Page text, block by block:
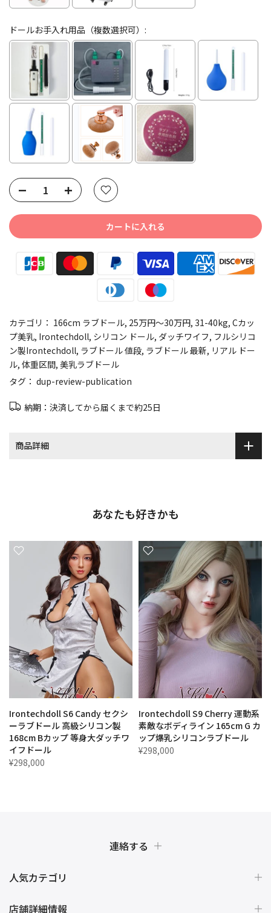
ドールお手入れ用品（複数選択可）:
Selection will add to the price
カートに入れる
カテゴリ： 166cm ラブドール 25万円～30万円 31-40kg Cカッ
プ美乳 Irontechdoll シリコン ドール ダッチワイフ フルシリコ
ン製Irontechdoll ラブドール 値段 ラブドール 最新 リアル ドー
ル 体重区間 美乳ラブドール
タグ： dup-review-publication
納期：決済してから届くまで約25日
商品詳細
あなたも好きかも
Irontechdoll S6 Candy セクシ
ーラブドール 高級シリコン製
168cm Bカップ 等身大ダッチワ
イフドール
¥298,000
Irontechdoll S9 Cherry 運動系
素敵なボディライン 165cm G カ
ップ爆乳シリコンラブドール
¥298,000
連絡する
人気カテゴリ
店舗詳細情報